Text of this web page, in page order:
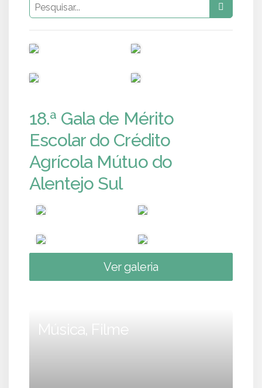
18.ª Gala de Mérito
Escolar do Crédito
Agrícola Mútuo do
Alentejo Sul
Ver galeria
Música, Filme